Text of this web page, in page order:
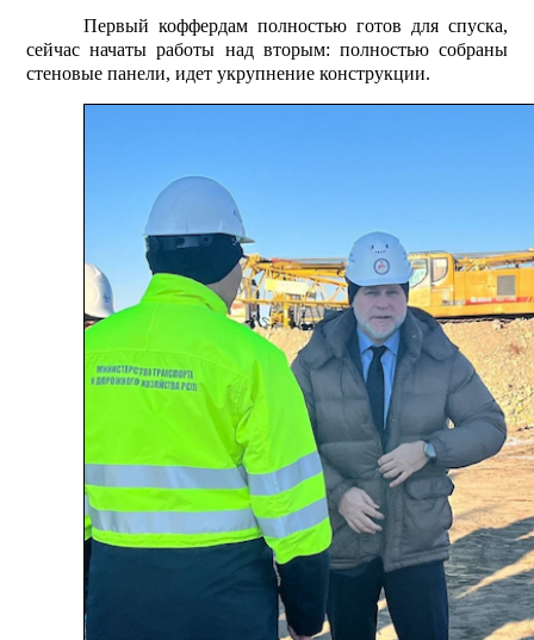
Первый коффердам полностью готов для спуска,
сейчас начаты работы над вторым: полностью собраны
стеновые панели, идет укрупнение конструкции.